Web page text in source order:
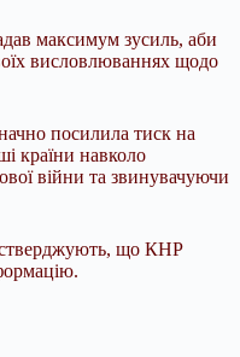
максимум зусиль, аби
висловлюваннях щодо
посилила тиск на
країни навколо
війни та звинувачуючи
стверджують, що КНР